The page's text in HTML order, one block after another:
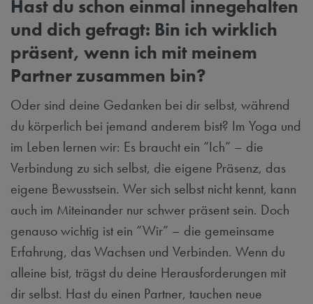
Hast du schon einmal innegehalten
und dich gefragt: Bin ich wirklich
präsent, wenn ich mit meinem
Partner zusammen bin?
Oder sind deine Gedanken bei dir selbst, während
du körperlich bei jemand anderem bist? Im Yoga und
im Leben lernen wir: Es braucht ein “Ich” – die
Verbindung zu sich selbst, die eigene Präsenz, das
eigene Bewusstsein. Wer sich selbst nicht kennt, kann
auch im Miteinander nur schwer präsent sein. Doch
genauso wichtig ist ein “Wir” – die gemeinsame
Erfahrung, das Wachsen und Verbinden. Wenn du
alleine bist, trägst du deine Herausforderungen mit
dir selbst. Hast du einen Partner, tauchen neue